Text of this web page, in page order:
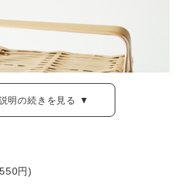
明の続きを見る ▼
円)